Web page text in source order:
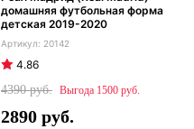
домашняя футбольная форма
детская 2019-2020
20142
4.86
4390
1500
2890